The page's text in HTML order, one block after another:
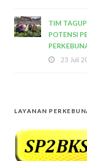
TIM
POTENSI
23 Juli
LAYANAN